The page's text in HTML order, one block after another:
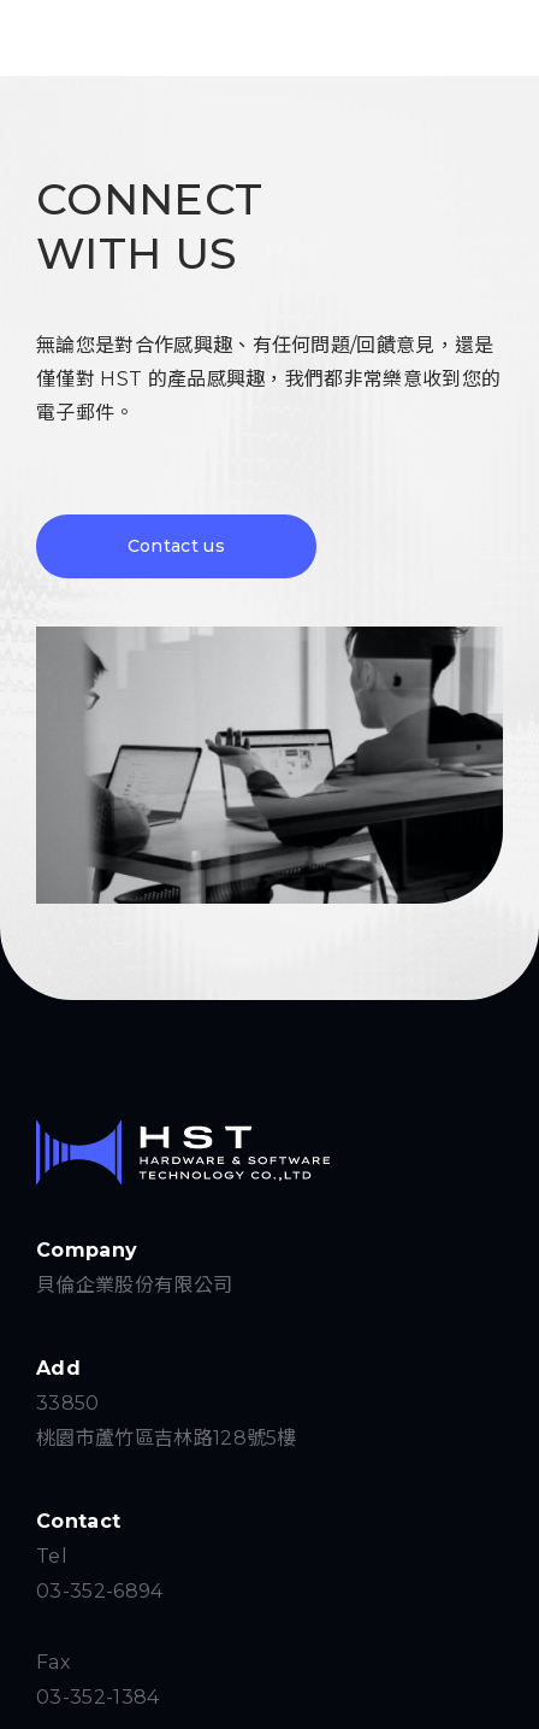
CONNECT
WITH US
無論您是對合作感興趣、有任何問題/回饋意見，還是
僅僅對 HST 的產品感興趣，我們都非常樂意收到您的
電子郵件。
Contact us
Company
貝倫企業股份有限公司
Add
33850
桃園市蘆竹區吉林路128號5樓
Contact
Tel
03-352-6894
Fax
03-352-1384